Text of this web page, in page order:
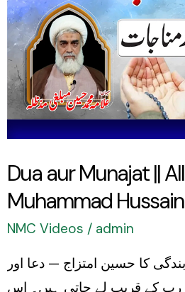
Dua aur Munajat ||
Muhammad
NMC Videos / admin
کا حسین امتزاج — دعا اور
رب کے قریب لے جاتی ہیں۔ اس
||
Allama
Muhammad
Hussain
Mubalighi